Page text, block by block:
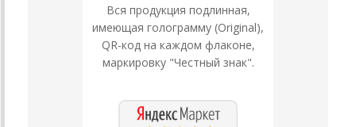
Вся продукция подлинная,
имеющая голограмму (Original),
QR-код на каждом флаконе,
маркировку "Честный знак".